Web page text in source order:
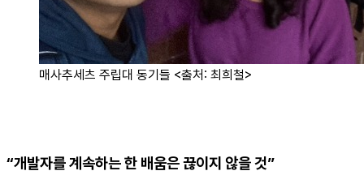
매사추세츠 주립대 동기들 <출처: 최희철>
“개발자를 계속하는 한 배움은 끊이지 않을 것”